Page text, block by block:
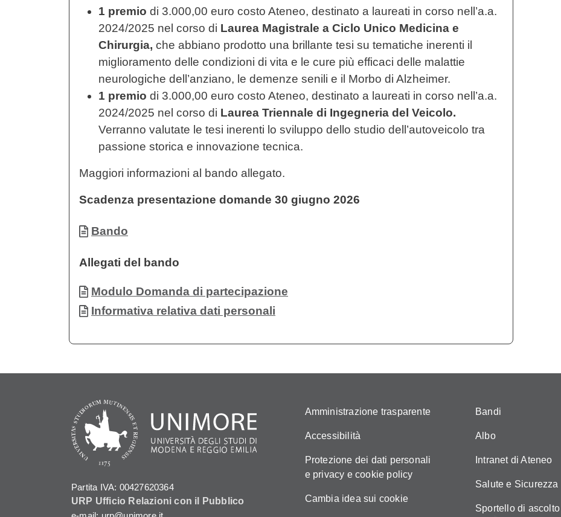
1 premio di 3.000,00 euro costo Ateneo, destinato a laureati in corso nell’a.a.
2024/2025 nel corso di Laurea Magistrale a Ciclo Unico Medicina e
Chirurgia, che abbiano prodotto una brillante tesi su tematiche inerenti il
miglioramento delle condizioni di vita e le cure più efficaci delle malattie
neurologiche dell’anziano, le demenze senili e il Morbo di Alzheimer.
1 premio di 3.000,00 euro costo Ateneo, destinato a laureati in corso nell’a.a.
2024/2025 nel corso di Laurea Triennale di Ingegneria del Veicolo.
Verranno valutate le tesi inerenti lo sviluppo dello studio dell’autoveicolo tra
passione storica e innovazione tecnica.
Maggiori informazioni al bando allegato.
Scadenza presentazione domande 30 giugno 2026
Documento
Bando
Allegati del bando
Documento
Modulo Domanda di partecipazione
Documento
Informativa relativa dati personali
Partita IVA: 00427620364
URP Ufficio Relazioni con il Pubblico
Amministrazione trasparente
Accessibilità
Protezione dei dati personali
e privacy e cookie policy
Cambia idea sui cookie
Bandi
Albo
Intranet di Ateneo
Salute e Sicurezza
Sportello di ascolto